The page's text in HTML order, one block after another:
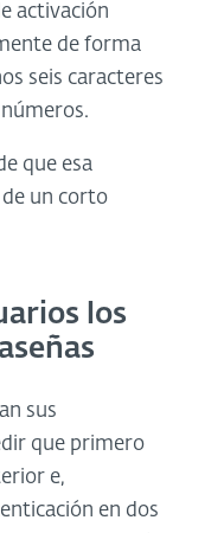
activación
de forma
seis caracteres
que esa
un corto
los
sus
que primero
e,
en dos